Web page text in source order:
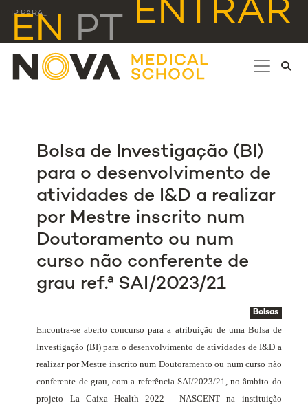
IR PARA... ENTRAR
EN PT
Bolsa de Investigação (BI)
para o desenvolvimento de
atividades de I&D a realizar
por Mestre inscrito num
Doutoramento ou num
curso não conferente de
grau ref.ª SAI/2023/21
Bolsas
Encontra-se aberto concurso para a atribuição de uma Bolsa de
Investigação (BI) para o desenvolvimento de atividades de I&D a
realizar por Mestre inscrito num Doutoramento ou num curso não
conferente de grau, com a referência SAI/2023/21, no âmbito do
projeto La Caixa Health 2022 - NASCENT na instituição